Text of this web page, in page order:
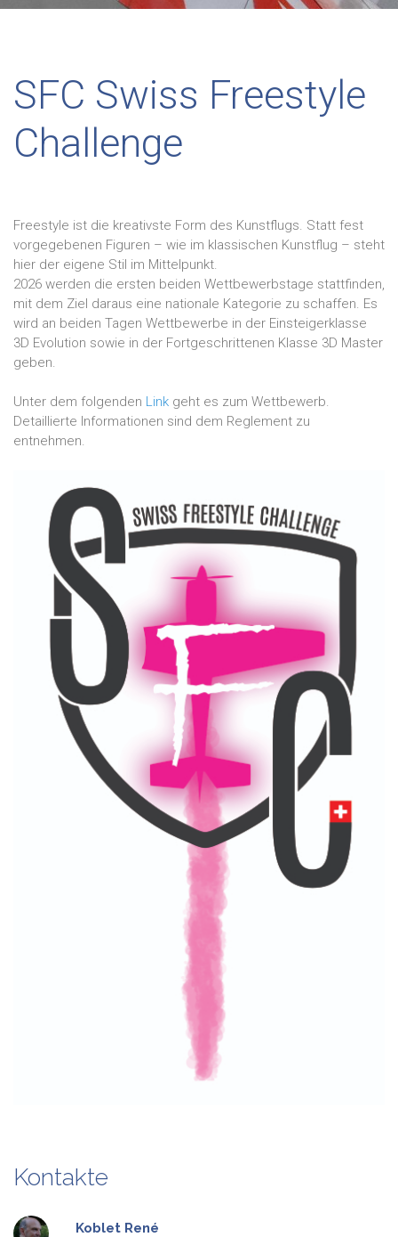
SFC Swiss Freestyle
Challenge
Freestyle ist die kreativste Form des Kunstflugs. Statt fest
vorgegebenen Figuren – wie im klassischen Kunstflug – steht
hier der eigene Stil im Mittelpunkt.
2026 werden die ersten beiden Wettbewerbstage stattfinden,
mit dem Ziel daraus eine nationale Kategorie zu schaffen. Es
wird an beiden Tagen Wettbewerbe in der Einsteigerklasse
3D Evolution sowie in der Fortgeschrittenen Klasse 3D Master
geben.
Unter dem folgenden Link geht es zum Wettbewerb.
Detaillierte Informationen sind dem Reglement zu
entnehmen.
Kontakte
Koblet René